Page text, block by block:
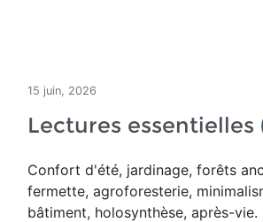
15 juin, 2026
Lectures essentielles
Confort d'été, jardinage, forêts
fermette, agroforesterie,
bâtiment, holosynthèse, après-vie.